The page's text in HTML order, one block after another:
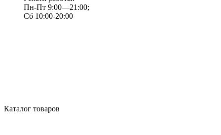
Пн-Пт 9:00—21:00;
Сб 10:00-20:00
Каталог товаров